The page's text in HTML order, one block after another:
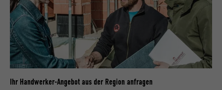
Ihr Handwerker-Angebot aus der Region anfragen